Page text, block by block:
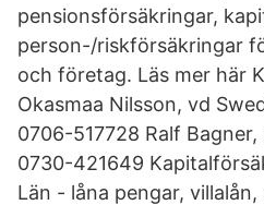
pensionsförsäkringar,
person-/riskförsäkringar
och företag. Läs mer här
Okasmaa Nilsson, vd
0706-517728 Ralf
0730-421649
Län - låna pengar,